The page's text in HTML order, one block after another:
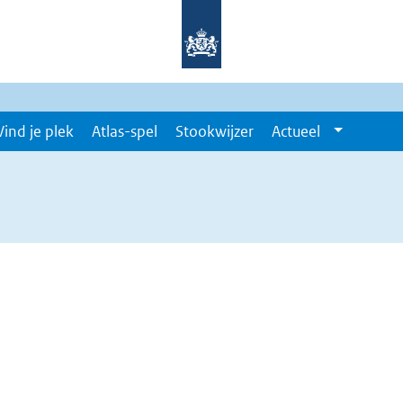
je plek Atlas-spel Stookwijzer Actueel